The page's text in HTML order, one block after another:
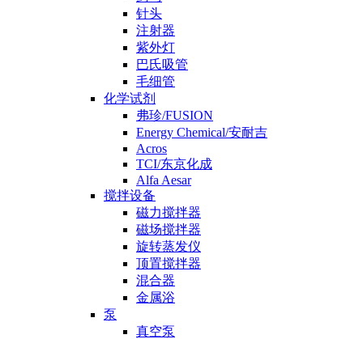
针头
注射器
紫外灯
巴氏吸管
毛细管
化学试剂
弗珍/FUSION
Energy Chemical/安耐吉
Acros
TCI/东京化成
Alfa Aesar
搅拌设备
磁力搅拌器
磁场搅拌器
旋转蒸发仪
顶置搅拌器
混合器
金属浴
泵
真空泵